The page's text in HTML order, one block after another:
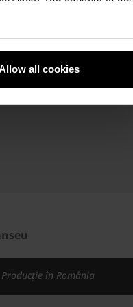
all cookies
Producție în România